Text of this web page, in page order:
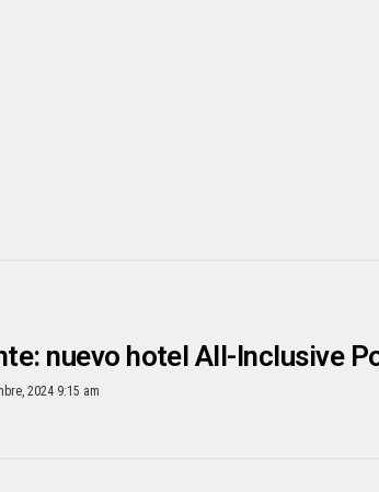
nuevo hotel All-Inclusive
2024 9:15 am